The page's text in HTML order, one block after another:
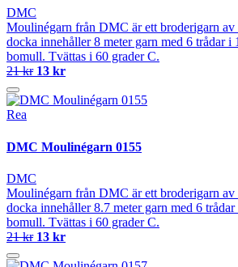
DMC
Moulinégarn från DMC är ett broderigarn av
docka innehåller 8 meter garn med 6 trådar i
bomull. Tvättas i 60 grader C.
21 kr 13 kr
Rea
DMC Moulinégarn 0155
DMC
Moulinégarn från DMC är ett broderigarn av
docka innehåller 8.7 meter garn med 6
bomull. Tvättas i 60 grader C.
21 kr 13 kr